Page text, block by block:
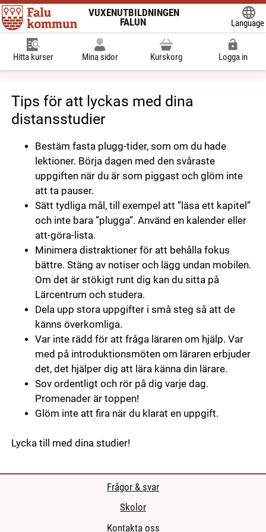
VUXENUTBILDNINGEN
FALUN
Language
Hitta kurser Mina sidor Kurskorg Logga in
Tips för att lyckas med dina
distansstudier
Bestäm fasta plugg-tider, som om du hade
lektioner. Börja dagen med den svåraste
uppgiften när du är som piggast och glöm inte
att ta pauser.
Sätt tydliga mål, till exempel att ”läsa ett kapitel”
och inte bara ”plugga”. Använd en kalender eller
att-göra-lista.
Minimera distraktioner för att behålla fokus
bättre. Stäng av notiser och lägg undan mobilen.
Om det är stökigt runt dig kan du sitta på
Lärcentrum och studera.
Dela upp stora uppgifter i små steg så att de
känns överkomliga.
Var inte rädd för att fråga läraren om hjälp. Var
med på introduktionsmöten om läraren erbjuder
det, det hjälper dig att lära känna din lärare.
Sov ordentligt och rör på dig varje dag.
Promenader är toppen!
Glöm inte att fira när du klarat en uppgift.
Lycka till med dina studier!
Frågor & svar
Skolor
Kontakta oss